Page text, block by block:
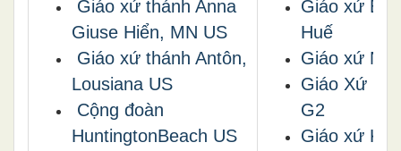
Giáo xứ thánh Anna
Giuse Hiển, MN US
Giáo xứ thánh Antôn,
Lousiana US
Cộng đoàn
HuntingtonBeach US
Giáo xứ
Huế
Giáo xứ
Giáo Xứ
G2
Giáo xứ